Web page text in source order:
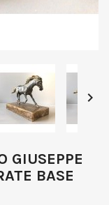

GIUSEPPE
BASE